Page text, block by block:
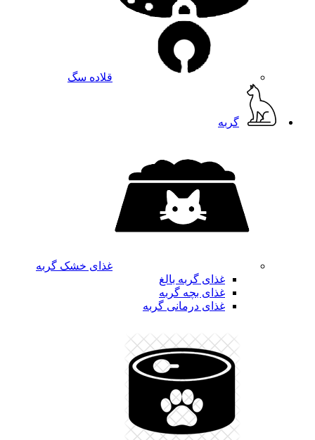
قلاده سگ
گربه
غذای خشک گربه
غذای گربه بالغ
غذای بچه گربه
غذای درمانی گربه